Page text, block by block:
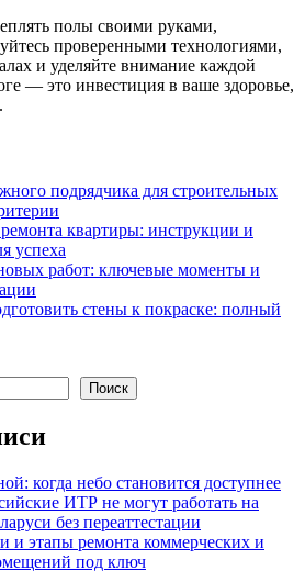
полы своими руками,
проверенными технологиями,
и уделяйте внимание каждой
— это инвестиция в ваше здоровье,
подрядчика для строительных
квартиры: инструкции и
успеха
работ: ключевые моменты и
стены к покраске: полный
Поиск
когда небо становится доступнее
ИТР не могут работать на
без переаттестации
и этапы ремонта коммерческих и
под ключ